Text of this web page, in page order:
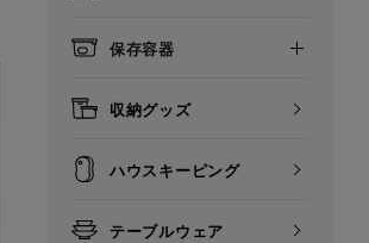
保存容器
収納グッズ
ハウスキーピング
テーブルウェア